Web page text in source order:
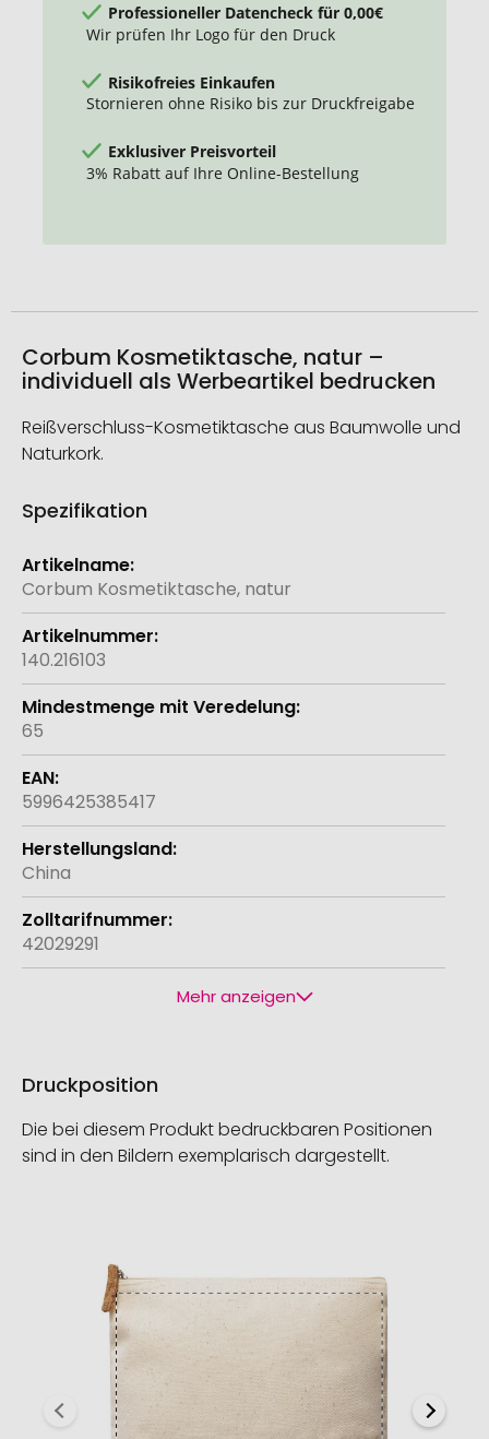
Professioneller Datencheck für 0,00€
Wir prüfen Ihr Logo für den Druck
Risikofreies Einkaufen
Stornieren ohne Risiko bis zur Druckfreigabe
Exklusiver Preisvorteil
3% Rabatt auf Ihre Online-Bestellung
Corbum Kosmetiktasche, natur –
individuell als Werbeartikel bedrucken
Reißverschluss-Kosmetiktasche aus Baumwolle und
Naturkork.
Spezifikation
Weitere
Informationen
Corbum Kosmetiktasche, natur
140.216103
65
5996425385417
China
42029291
Mehr anzeigen
Druckposition
Die bei diesem Produkt bedruckbaren Positionen
sind in den Bildern exemplarisch dargestellt.